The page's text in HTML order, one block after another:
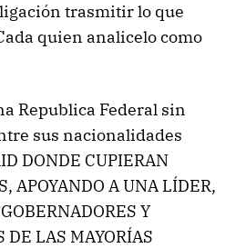
trasmitir lo que
quien analicelo como
Republica Federal sin
sus nacionalidades
DONDE CUPIERAN
APOYANDO A UNA LÍDER,
Y
DE LAS MAYORÍAS